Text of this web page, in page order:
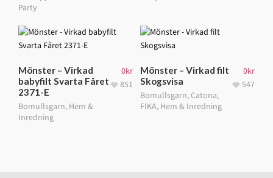
Party
Mönster – Virkad
babyfilt Svarta Fåret
2371-E
Bomullsgarn, Hem &
Inredning
0kr
851
Mönster – Virkad filt
Skogsvisa
Bomullsgarn,Catona,
FIKA, Hem & Inredning
0kr
547